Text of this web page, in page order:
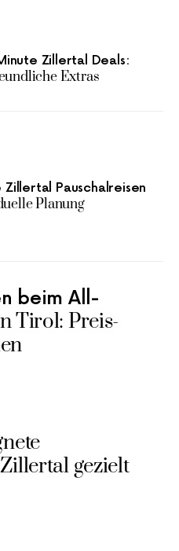
Zillertal Deals:
Extras
Pauschalreisen
Planung
beim All-
Tirol: Preis-
gezielt